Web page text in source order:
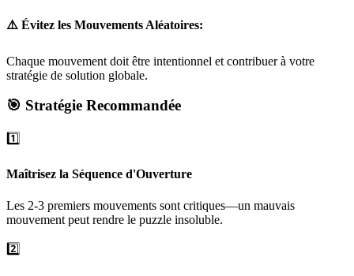
⚠️ Évitez les Mouvements Aléatoires:
Chaque mouvement doit être intentionnel et contribuer à votre
stratégie de solution globale.
🎯 Stratégie Recommandée
1️⃣
Maîtrisez la Séquence d'Ouverture
Les 2-3 premiers mouvements sont critiques—un mauvais
mouvement peut rendre le puzzle insoluble.
2️⃣